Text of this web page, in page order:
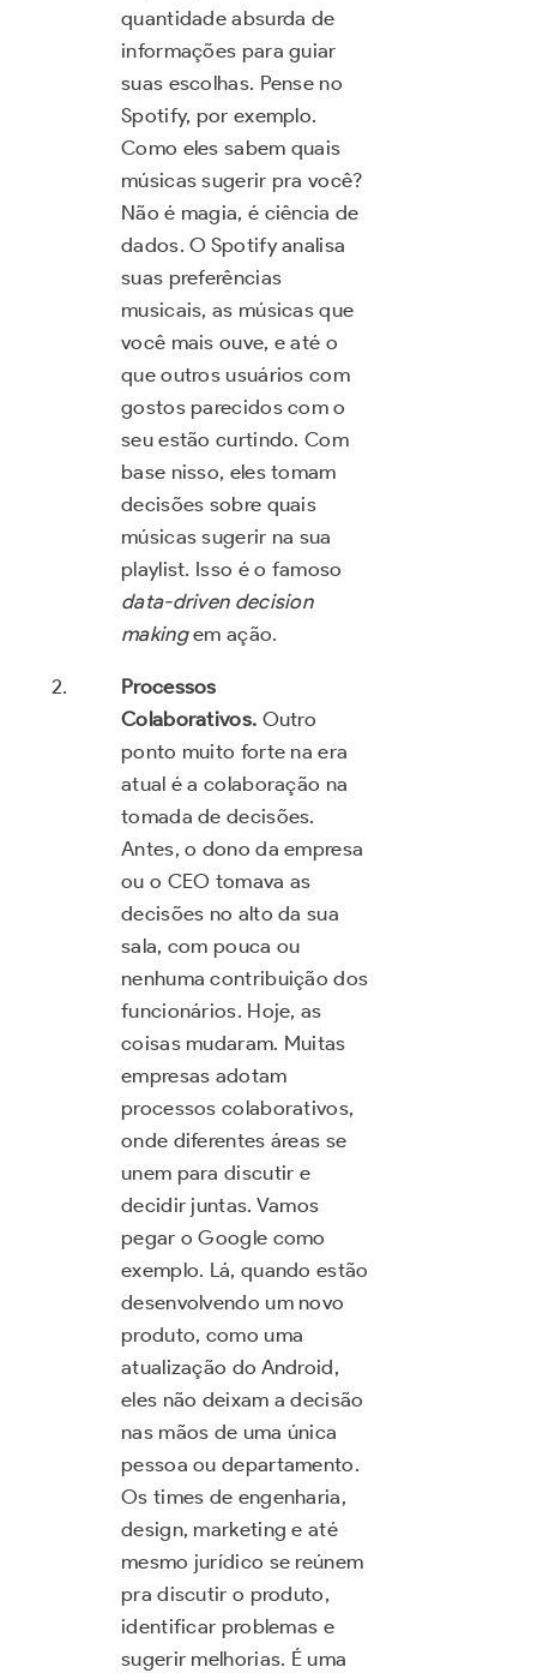
quantidade absurda de
informações para guiar
suas escolhas. Pense no
Spotify, por exemplo.
Como eles sabem quais
músicas sugerir pra você?
Não é magia, é ciência de
dados. O Spotify analisa
suas preferências
musicais, as músicas que
você mais ouve, e até o
que outros usuários com
gostos parecidos com o
seu estão curtindo. Com
base nisso, eles tomam
decisões sobre quais
músicas sugerir na sua
playlist. Isso é o famoso
data-driven decision
makingem ação.
Processos
Colaborativos. Outro
ponto muito forte na era
atual é a colaboração na
tomada de decisões.
Antes, o dono da empresa
ou o CEO tomava as
decisões no alto da sua
sala, com pouca ou
nenhuma contribuição dos
funcionários. Hoje, as
coisas mudaram. Muitas
empresas adotam
processos colaborativos,
onde diferentes áreas se
unem para discutir e
decidir juntas. Vamos
pegar o Google como
exemplo. Lá, quando estão
desenvolvendo um novo
produto, como uma
atualização do Android,
eles não deixam a decisão
nas mãos de uma única
pessoa ou departamento.
Os times de engenharia,
design, marketing e até
mesmo jurídico se reúnem
pra discutir o produto,
identificar problemas e
sugerir melhorias. É uma